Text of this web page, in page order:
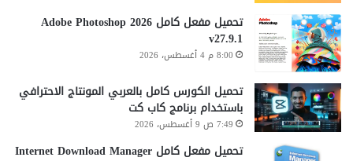
تحميل مفعل كامل Adobe Photoshop 2026
v27.9.1
8:00 م 4 أغسطس، 2026
تحميل الكورس كامل بالعربي المونتاج الاحترافي
باستخدام برنامج كاب كت
7:49 ص 9 أغسطس، 2026
تحميل مفعل كامل Internet Download Manager